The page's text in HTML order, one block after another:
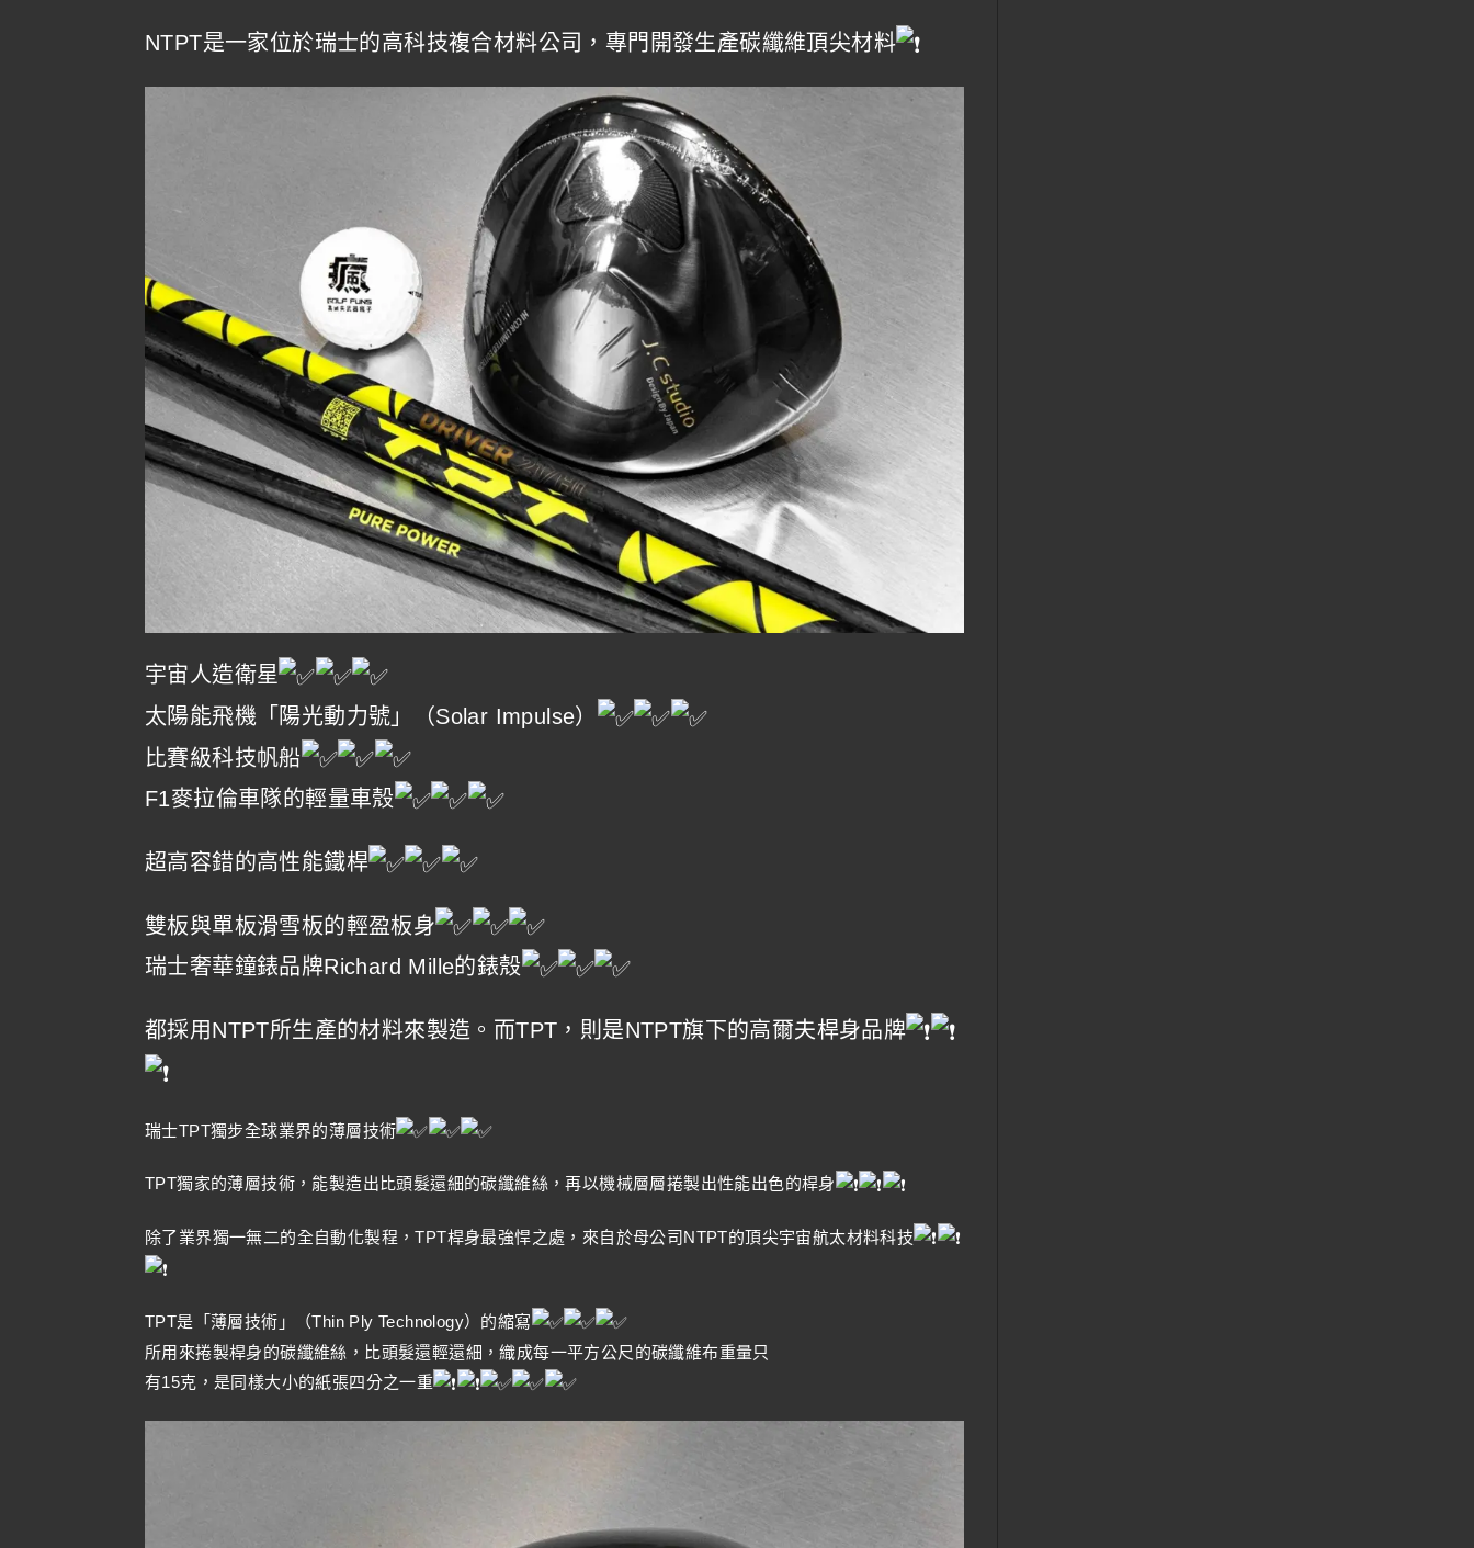
NTPT是一家位於瑞士的高科技複合材料公司，專門開發生產碳纖維頂尖材料
宇宙人造衛星
太陽能飛機「陽光動力號」（Solar Impulse）
比賽級科技帆船
F1麥拉倫車隊的輕量車殼
超高容錯的高性能鐵桿
雙板與單板滑雪板的輕盈板身
瑞士奢華鐘錶品牌Richard Mille的錶殼
都採用NTPT所生產的材料來製造。而TPT，則是NTPT旗下的高爾夫桿身品牌
瑞士TPT獨步全球業界的薄層技術
TPT獨家的薄層技術，能製造出比頭髮還細的碳纖維絲，再以機械層層捲製出性能出色的桿身
除了業界獨一無二的全自動化製程，TPT桿身最強悍之處，來自於母公司NTPT的頂尖宇宙航太材料科技
TPT是「薄層技術」（Thin Ply Technology）的縮寫
所用來捲製桿身的碳纖維絲，比頭髮還輕還細，織成每一平方公尺的碳纖維布重量只
有15克，是同樣大小的紙張四分之一重